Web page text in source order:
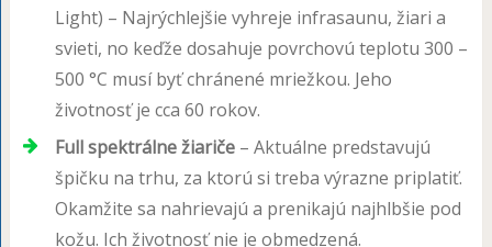
Light) – Najrýchlejšie vyhreje infrasaunu, žiari a
svieti, no keďže dosahuje povrchovú teplotu 300 –
500 °C musí byť chránené mriežkou. Jeho
životnosť je cca 60 rokov.
Full spektrálne žiariče– Aktuálne predstavujú
špičku na trhu, za ktorú si treba výrazne priplatiť.
Okamžite sa nahrievajú a prenikajú najhlbšie pod
kožu. Ich životnosť nie je obmedzená.